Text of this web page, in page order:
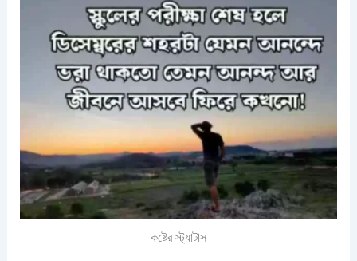
কষ্টের স্ট্যাটাস